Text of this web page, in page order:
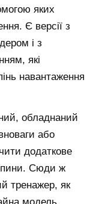
яких
Є версії з
і з
які
навантаження
обладнаний
або
додаткове
Сюди ж
тренажер, як